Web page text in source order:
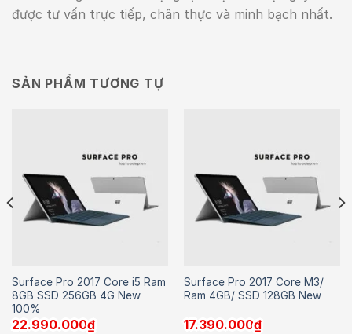
được tư vấn trực tiếp, chân thực và minh bạch nhất.
SẢN PHẨM TƯƠNG TỰ
Surface Pro 2017 Core i5 Ram
8GB SSD 256GB 4G New
100%
22.990.000₫
Surface Pro 2017 Core M3/
Ram 4GB/ SSD 128GB New
17.390.000₫